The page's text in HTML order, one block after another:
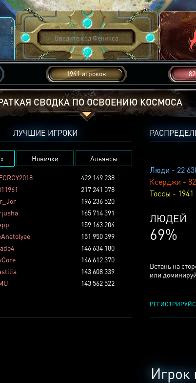
1941 игроков
СВОДКА ПО ОСВОЕНИЮ КОСМОСА
Люди - 22
Ксерджи -
Тоссы - 1941
25%
Встань на
или
ЛУЧШИЕ ИГРОКИ
Новички Альянсы
422 149 238
217 241 078
196 236 520
165 714 391
159 163 204
151 950 399
146 634 180
146 612 370
143 608 339
143 562 522
Игрок